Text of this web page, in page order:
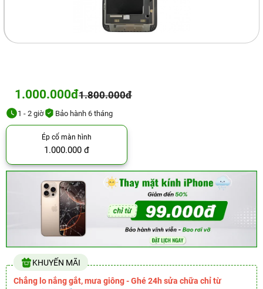
1.000.000đ1.800.000đ
1 - 2 giờ Bảo hành 6 tháng
Ép cổ màn hình
1.000.000 đ
KHUYẾN MÃI
Chẳng lo nắng gắt, mưa giông - Ghé 24h sửa chữa chỉ từ